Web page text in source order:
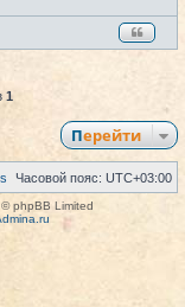
1
Перейти
Часовой пояс: UTC+03:00
phpBB Limited